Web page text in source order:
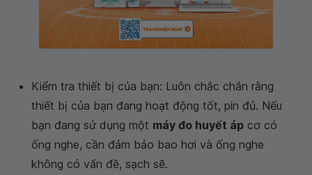
Kiểm tra thiết bị của bạn: Luôn chắc chắn rằng
thiết bị của bạn đang hoạt động tốt, pin đủ. Nếu
bạn đang sử dụng một máy đo huyết áp cơ có
ống nghe, cần đảm bảo bao hơi và ống nghe
không có vấn đề, sạch sẽ.